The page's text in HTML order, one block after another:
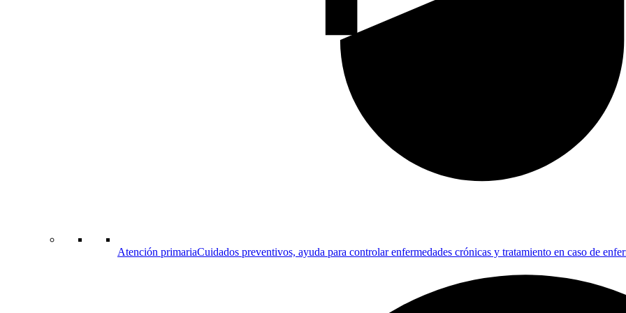
Atención primariaCuidados preventivos, ayuda para controlar enfermedades crónicas y tratamiento en caso de